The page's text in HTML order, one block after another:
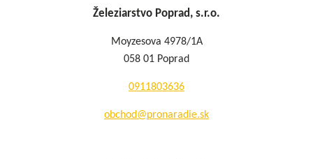
Železiarstvo Poprad, s.r.o.
Moyzesova 4978/1A
058 01 Poprad
0911803636
obchod@pronaradie.sk